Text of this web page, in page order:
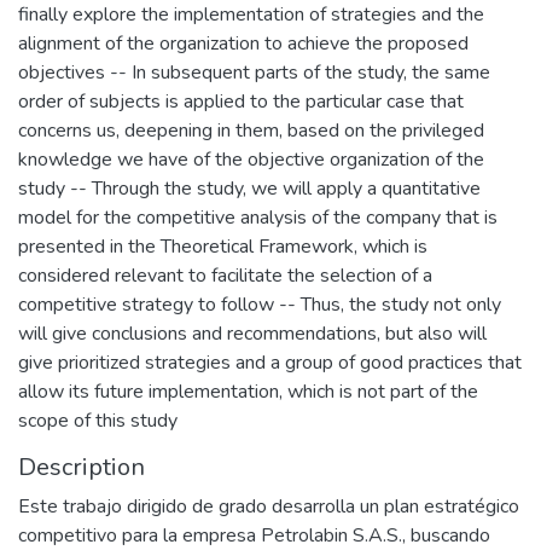
finally explore the implementation of strategies and the
alignment of the organization to achieve the proposed
objectives -- In subsequent parts of the study, the same
order of subjects is applied to the particular case that
concerns us, deepening in them, based on the privileged
knowledge we have of the objective organization of the
study -- Through the study, we will apply a quantitative
model for the competitive analysis of the company that is
presented in the Theoretical Framework, which is
considered relevant to facilitate the selection of a
competitive strategy to follow -- Thus, the study not only
will give conclusions and recommendations, but also will
give prioritized strategies and a group of good practices that
allow its future implementation, which is not part of the
scope of this study
Description
Este trabajo dirigido de grado desarrolla un plan estratégico
competitivo para la empresa Petrolabin S.A.S., buscando